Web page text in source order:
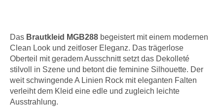
Das Brautkleid MGB288 begeistert mit einem modernen
Clean Look und zeitloser Eleganz. Das trägerlose
Oberteil mit geradem Ausschnitt setzt das Dekolleté
stilvoll in Szene und betont die feminine Silhouette. Der
weit schwingende A Linien Rock mit eleganten Falten
verleiht dem Kleid eine edle und zugleich leichte
Ausstrahlung.